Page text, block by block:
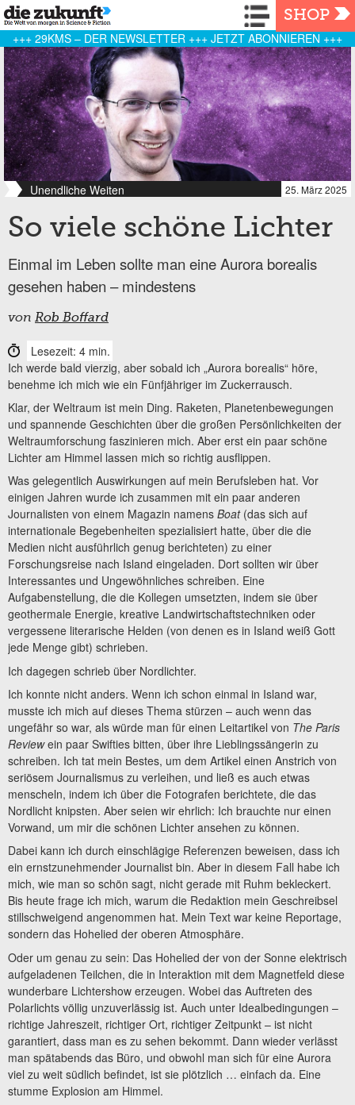
Navigation
SHOP
+++ 29KMS – DER NEWSLETTER +++ JETZT ABONNIEREN +++
Unendliche Weiten 25. März 2025
So viele schöne Lichter
Einmal im Leben sollte man eine Aurora borealis
gesehen haben – mindestens
von Rob Boffard
Lesezeit: 4 min.
Ich werde bald vierzig, aber sobald ich „Aurora borealis“ höre,
benehme ich mich wie ein Fünfjähriger im Zuckerrausch.
Klar, der Weltraum ist mein Ding. Raketen, Planetenbewegungen
und spannende Geschichten über die großen Persönlichkeiten der
Weltraumforschung faszinieren mich. Aber erst ein paar schöne
Lichter am Himmel lassen mich so richtig ausflippen.
Was gelegentlich Auswirkungen auf mein Berufsleben hat. Vor
einigen Jahren wurde ich zusammen mit ein paar anderen
Journalisten von einem Magazin namens Boat(das sich auf
internationale Begebenheiten spezialisiert hatte, über die die
Medien nicht ausführlich genug berichteten) zu einer
Forschungsreise nach Island eingeladen. Dort sollten wir über
Interessantes und Ungewöhnliches schreiben. Eine
Aufgabenstellung, die die Kollegen umsetzten, indem sie über
geothermale Energie, kreative Landwirtschaftstechniken oder
vergessene literarische Helden (von denen es in Island weiß Gott
jede Menge gibt) schrieben.
Ich dagegen schrieb über Nordlichter.
Ich konnte nicht anders. Wenn ich schon einmal in Island war,
musste ich mich auf dieses Thema stürzen – auch wenn das
ungefähr so war, als würde man für einen Leitartikel von The Paris
Reviewein paar Swifties bitten, über ihre Lieblingssängerin zu
schreiben. Ich tat mein Bestes, um dem Artikel einen Anstrich von
seriösem Journalismus zu verleihen, und ließ es auch etwas
menscheln, indem ich über die Fotografen berichtete, die das
Nordlicht knipsten. Aber seien wir ehrlich: Ich brauchte nur einen
Vorwand, um mir die schönen Lichter ansehen zu können.
Dabei kann ich durch einschlägige Referenzen beweisen, dass ich
ein ernstzunehmender Journalist bin. Aber in diesem Fall habe ich
mich, wie man so schön sagt, nicht gerade mit Ruhm bekleckert.
Bis heute frage ich mich, warum die Redaktion mein Geschreibsel
stillschweigend angenommen hat. Mein Text war keine Reportage,
sondern das Hohelied der oberen Atmosphäre.
Oder um genau zu sein: Das Hohelied der von der Sonne elektrisch
aufgeladenen Teilchen, die in Interaktion mit dem Magnetfeld diese
wunderbare Lichtershow erzeugen. Wobei das Auftreten des
Polarlichts völlig unzuverlässig ist. Auch unter Idealbedingungen –
richtige Jahreszeit, richtiger Ort, richtiger Zeitpunkt – ist nicht
garantiert, dass man es zu sehen bekommt. Dann wieder verlässt
man spätabends das Büro, und obwohl man sich für eine Aurora
viel zu weit südlich befindet, ist sie plötzlich … einfach da. Eine
stumme Explosion am Himmel.